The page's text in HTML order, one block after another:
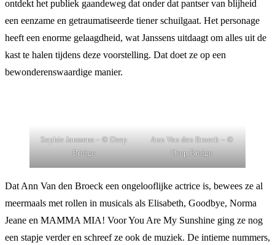
ontdekt het publiek gaandeweg dat onder dat pantser van blijheid
een eenzame en getraumatiseerde tiener schuilgaat. Het personage
heeft een enorme gelaagdheid, wat Janssens uitdaagt om alles uit de
kast te halen tijdens deze voorstelling. Dat doet ze op een
bewonderenswaardige manier.
Sophie Janssens – © Deep
Bridge
Ann Van den Broeck – ©
Deep Bridge
Dat Ann Van den Broeck een ongelooflijke actrice is, bewees ze al
meermaals met rollen in musicals als Elisabeth, Goodbye, Norma
Jeane en MAMMA MIA! Voor You Are My Sunshine ging ze nog
een stapje verder en schreef ze ook de muziek. De intieme nummers,